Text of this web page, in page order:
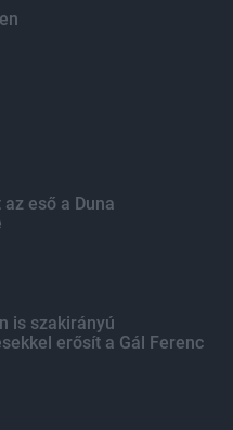
eső a Duna
is szakirányú
erősít a Gál Ferenc